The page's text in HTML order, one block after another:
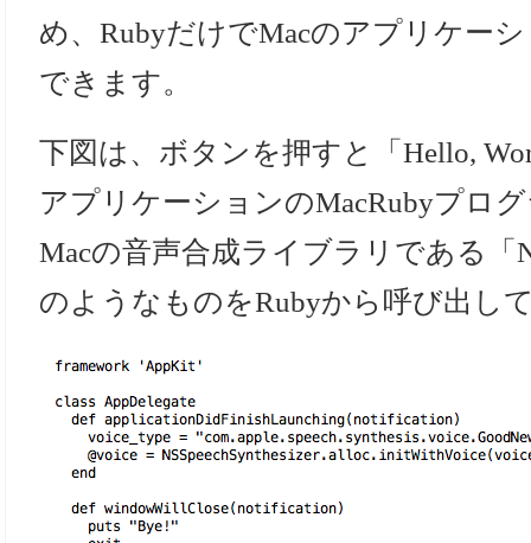
め、RubyだけでMacのアプリケー
できます。
下図は、ボタンを押すと「Hello,
アプリケーションのMacRubyプロ
Macの音声合成ライブラリである「
のようなものをRubyから呼び出し